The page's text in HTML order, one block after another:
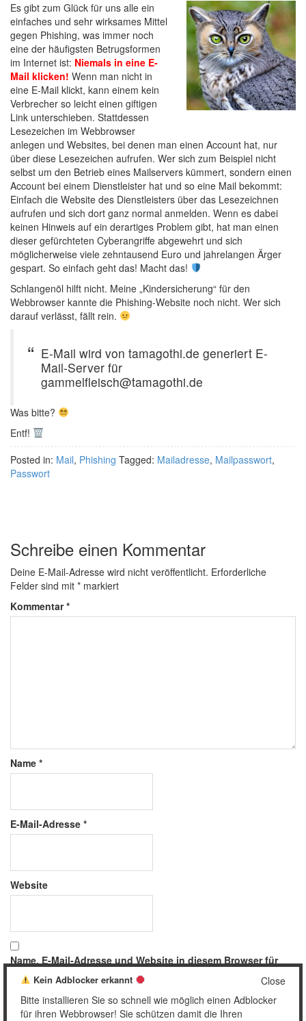
Es gibt zum Glück für uns alle ein
einfaches und sehr wirksames Mittel
gegen Phishing, was immer noch
eine der häufigsten Betrugsformen
im Internet ist: Niemals in eine E-
Mail klicken! Wenn man nicht in
eine E-Mail klickt, kann einem kein
Verbrecher so leicht einen giftigen
Link unterschieben. Stattdessen
Lesezeichen im Webbrowser
anlegen und Websites, bei denen man einen Account hat, nur
über diese Lesezeichen aufrufen. Wer sich zum Beispiel nicht
selbst um den Betrieb eines Mailservers kümmert, sondern einen
Account bei einem Dienstleister hat und so eine Mail bekommt:
Einfach die Website des Dienstleisters über das Lesezeichnen
aufrufen und sich dort ganz normal anmelden. Wenn es dabei
keinen Hinweis auf ein derartiges Problem gibt, hat man einen
dieser gefürchteten Cyberangriffe abgewehrt und sich
möglicherweise viele zehntausend Euro und jahrelangen Ärger
gespart. So einfach geht das! Macht das!
Schlangenöl hilft nicht. Meine „Kindersicherung“ für den
Webbrowser kannte die Phishing-Website noch nicht. Wer sich
darauf verlässt, fällt rein.
E-Mail wird von tamagothi.de generiert E-
Mail-Server für
gammelfleisch@tamagothi.de
Was bitte?
Entf!
Posted in: Mail, Phishing Tagged: Mailadresse, Mailpasswort,
Passwort
Schreibe einen Kommentar
Deine E-Mail-Adresse wird nicht veröffentlicht. Erforderliche
Felder sind mit * markiert
Kommentar*
Name *
E-Mail-Adresse *
Website
Name, E-Mail-Adresse und Website in diesem Browser für
meinen nächsten Kommentar speichern.
Close
Kein Adblocker erkannt
Bitte installieren Sie so schnell wie möglich einen Adblocker
für ihren Webbrowser! Sie schützen damit die Ihren